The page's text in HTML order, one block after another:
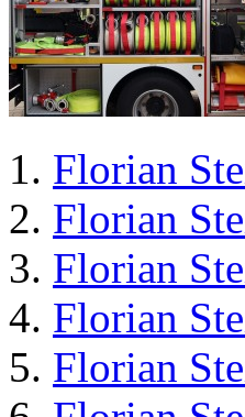
Florian
Florian
Florian
Florian
Florian